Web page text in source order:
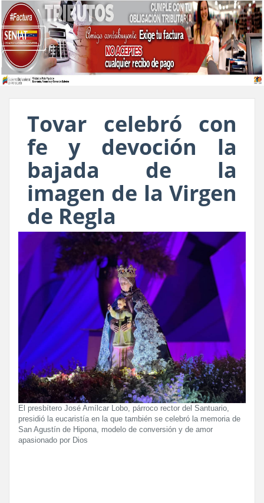
Tovar celebró con
fe y devoción la
bajada de la
imagen de la Virgen
de Regla
El presbítero José Amílcar Lobo, párroco rector del Santuario,
presidió la eucaristía en la que también se celebró la memoria de
San Agustín de Hipona, modelo de conversión y de amor
apasionado por Dios